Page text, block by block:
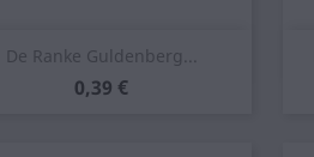
De Ranke Guldenberg...
Prezzo
0,39 €
Anteprima